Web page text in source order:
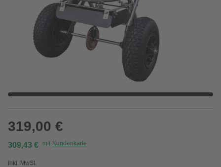
319,00 €
309,43 € mit Kundenkarte
Inkl. MwSt.